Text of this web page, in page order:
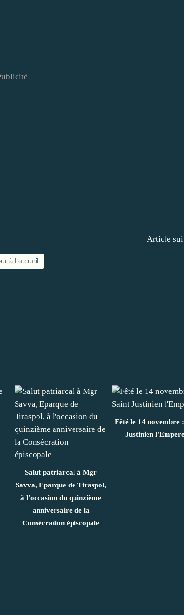
Article
à l'accueil
Salut patriarcal à Mgr
Savva, Eparque de Tiraspol,
à l'occasion du quinzième
anniversaire de la
Consécration épiscopale
Fêté le 14 novembre
Justinien